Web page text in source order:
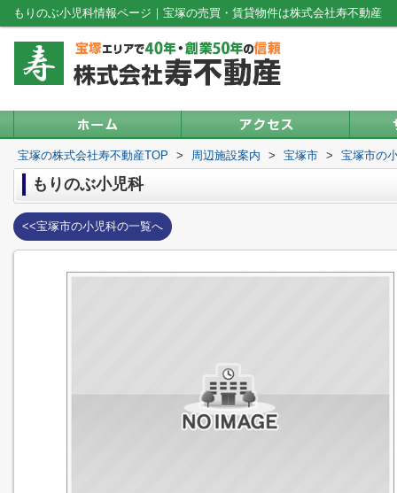
もりのぶ小児科情報ページ｜宝塚の売買・賃貸物件は株式会社寿不動産
宝塚の株式会社寿不動産TOP > 周辺施設案内 > 宝塚市 > 宝塚市の
もりのぶ小児科
<<宝塚市の小児科の一覧へ